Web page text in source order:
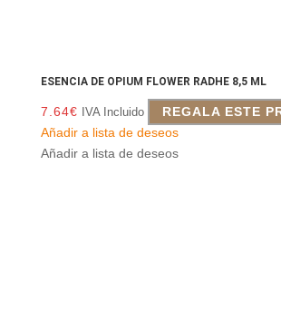
ESENCIA DE OPIUM FLOWER RADHE 8,5 ML
7.64€ IVA Incluido
REGALA ESTE
Añadir a lista de deseos
Añadir a lista de deseos